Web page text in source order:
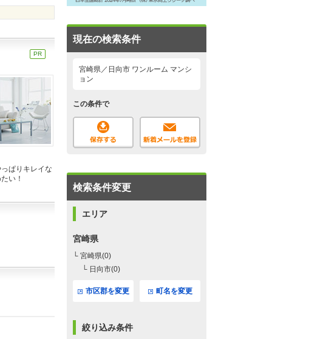
PR
ぱりキレイな
い！
現在の検索条件
宮崎県／日向市 ワンルーム マンシ
ョン
この条件で
検索条件変更
エリア
宮崎県
└ 宮崎県(0)
└ 日向市(0)
市区郡を変更 町名を変更
絞り込み条件